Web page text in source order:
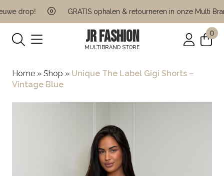
drop! GRATIS ophalen & retourneren in onze Multi
JR FASHION
MULTIBRAND STORE
0
Home » Shop » Unique The Label Gigi Shorts –
Vintage Blue